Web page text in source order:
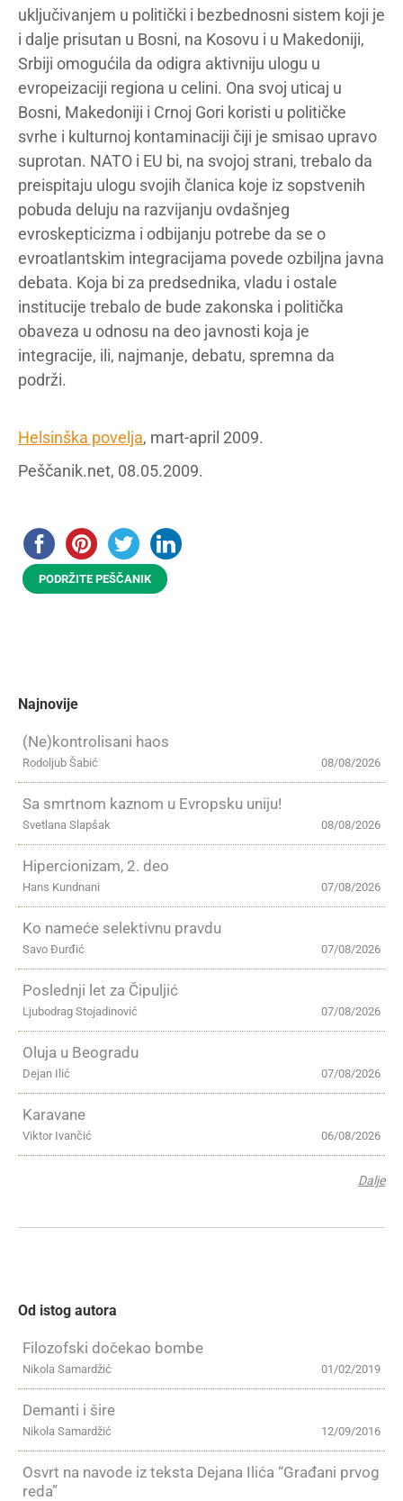
uključivanjem u politički i bezbednosni sistem koji je
i dalje prisutan u Bosni, na Kosovu i u Makedoniji,
Srbiji omogućila da odigra aktivniju ulogu u
evropeizaciji regiona u celini. Ona svoj uticaj u
Bosni, Makedoniji i Crnoj Gori koristi u političke
svrhe i kulturnoj kontaminaciji čiji je smisao upravo
suprotan. NATO i EU bi, na svojoj strani, trebalo da
preispitaju ulogu svojih članica koje iz sopstvenih
pobuda deluju na razvijanju ovdašnjeg
evroskepticizma i odbijanju potrebe da se o
evroatlantskim integracijama povede ozbiljna javna
debata. Koja bi za predsednika, vladu i ostale
institucije trebalo de bude zakonska i politička
obaveza u odnosu na deo javnosti koja je
integracije, ili, najmanje, debatu, spremna da
podrži.
Helsinška povelja, mart-april 2009.
Peščanik.net, 08.05.2009.
PODRŽITE PEŠČANIK
Najnovije
(Ne)kontrolisani haos
08/08/2026
Rodoljub Šabić
Sa smrtnom kaznom u Evropsku uniju!
08/08/2026
Svetlana Slapšak
Hipercionizam, 2. deo
07/08/2026
Hans Kundnani
Ko nameće selektivnu pravdu
07/08/2026
Savo Đurđić
Poslednji let za Čipuljić
07/08/2026
Ljubodrag Stojadinović
Oluja u Beogradu
07/08/2026
Dejan Ilić
Karavane
06/08/2026
Viktor Ivančić
Dalje
Od istog autora
Filozofski dočekao bombe
01/02/2019
Nikola Samardžić
Demanti i šire
12/09/2016
Nikola Samardžić
Osvrt na navode iz teksta Dejana Ilića “Građani prvog
reda”